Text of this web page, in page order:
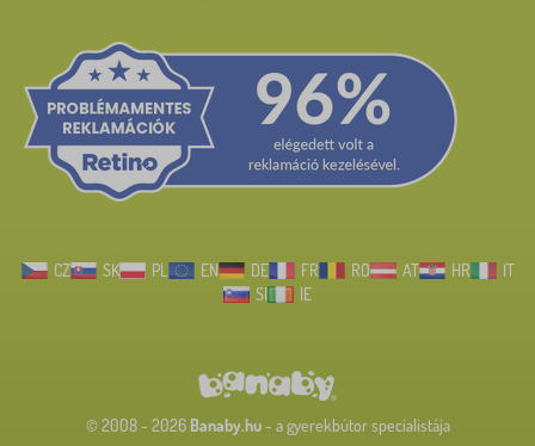
CZ SK PL EN DE FR RO AT HR
IT
SI
IE
© 2008 - 2026 Banaby.hu- a gyerekbútor specialistája